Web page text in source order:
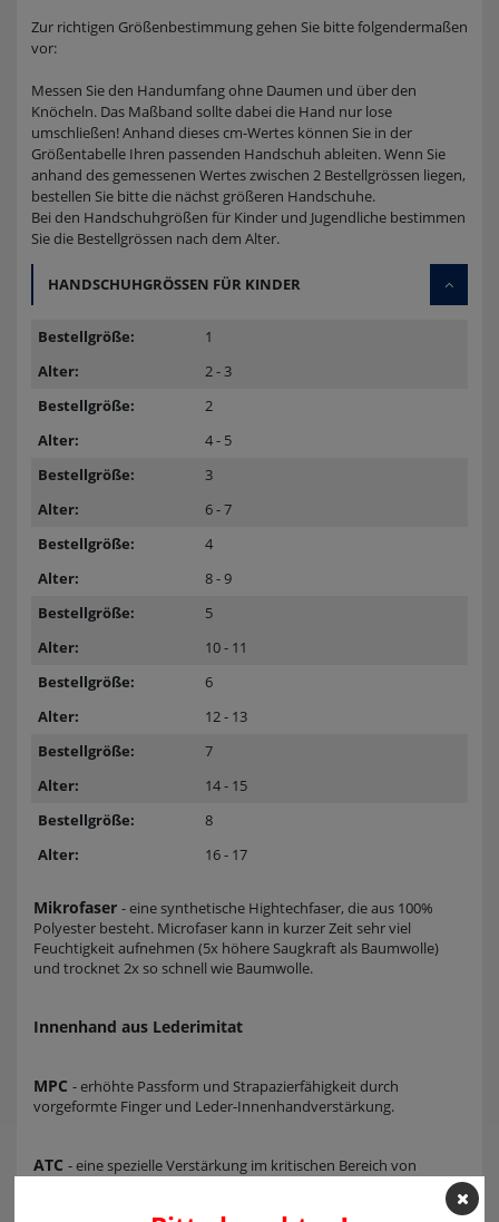
Zur richtigen Größenbestimmung gehen Sie bitte folgendermaßen
vor:
Messen Sie den Handumfang ohne Daumen und über den
Knöcheln. Das Maßband sollte dabei die Hand nur lose
umschließen! Anhand dieses cm-Wertes können Sie in der
Größentabelle Ihren passenden Handschuh ableiten. Wenn Sie
anhand des gemessenen Wertes zwischen 2 Bestellgrössen liegen,
bestellen Sie bitte die nächst größeren Handschuhe.
Bei den Handschuhgrößen für Kinder und Jugendliche bestimmen
Sie die Bestellgrössen nach dem Alter.
HANDSCHUHGRÖSSEN FÜR KINDER
1
2 - 3
2
4 - 5
3
6 - 7
4
8 - 9
5
10 - 11
6
12 - 13
7
14 - 15
8
16 - 17
Mikrofaser - eine synthetische Hightechfaser, die aus 100%
Polyester besteht. Microfaser kann in kurzer Zeit sehr viel
Feuchtigkeit aufnehmen (5x höhere Saugkraft als Baumwolle)
und trocknet 2x so schnell wie Baumwolle.
Innenhand aus Lederimitat
MPC - erhöhte Passform und Strapazierfähigkeit durch
vorgeformte Finger und Leder-Innenhandverstärkung.
ATC - eine spezielle Verstärkung im kritischen Bereich von